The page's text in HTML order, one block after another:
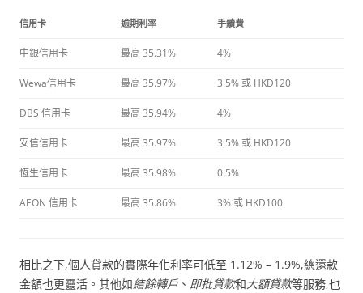
信用卡 逾期利率 手續費
中銀信用卡 最高 35.31% 4%
Wewa信用卡 最高 35.97% 3.5% 或 HKD120
DBS 信用卡 最高 35.94% 4%
安信信用卡 最高 35.97% 3.5% 或 HKD120
恆生信用卡 最高 35.98% 0.5%
AEON 信用卡 最高 35.86% 3% 或 HKD100
相比之下,個人貸款的實際年化利率可低至 1.12% – 1.9%,總還款
金額也更靈活。其他如結餘轉戶 、 即批貸款和大額貸款等服務,也